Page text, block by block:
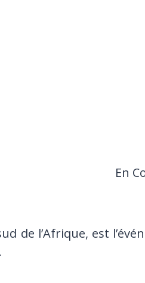
En
de l’Afrique, est